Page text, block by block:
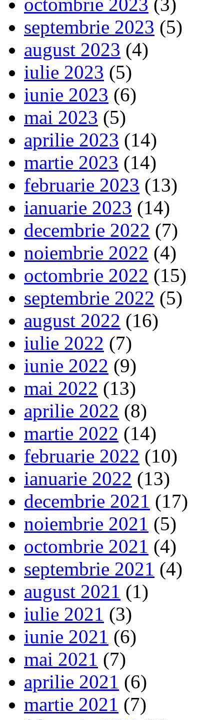
septembrie 2023 (5)
august 2023 (4)
iulie 2023 (5)
iunie 2023 (6)
mai 2023 (5)
aprilie 2023 (14)
martie 2023 (14)
februarie 2023 (13)
ianuarie 2023 (14)
decembrie 2022 (7)
noiembrie 2022 (4)
octombrie 2022 (15)
septembrie 2022 (5)
august 2022 (16)
iulie 2022 (7)
iunie 2022 (9)
mai 2022 (13)
aprilie 2022 (8)
martie 2022 (14)
februarie 2022 (10)
ianuarie 2022 (13)
decembrie 2021 (17)
noiembrie 2021 (5)
octombrie 2021 (4)
septembrie 2021 (4)
august 2021 (1)
iulie 2021 (3)
iunie 2021 (6)
mai 2021 (7)
aprilie 2021 (6)
martie 2021 (7)